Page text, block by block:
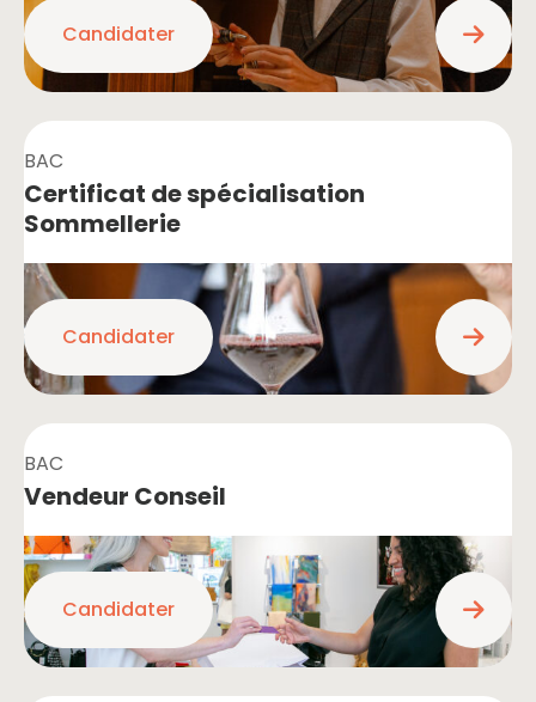
Candidater
BAC
Certificat de spécialisation
Sommellerie
Candidater
BAC
Vendeur Conseil
Candidater